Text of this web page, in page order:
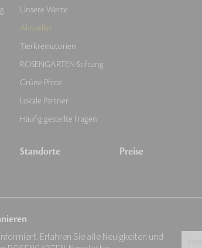
Unsere Werte
Aktuelles
Tierkrematorien
ROSENGARTEN-Stiftung
Grüne Pfote
Lokale Partner
Häufig gestellte Fragen
Standorte Preise
Erfahren Sie alle Neuigkeiten und